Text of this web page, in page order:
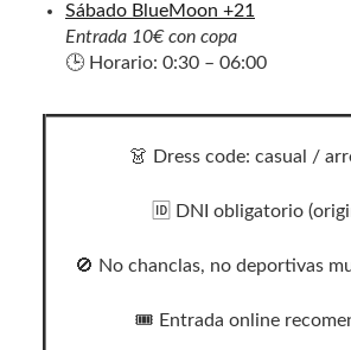
Sábado BlueMoon +21
Entrada 10€ con copa
🕒 Horario: 0:30 – 06:00
👗 Dress code: casual /
🆔 DNI obligatorio
🚫 No chanclas, no deportivas
🎟 Entrada online